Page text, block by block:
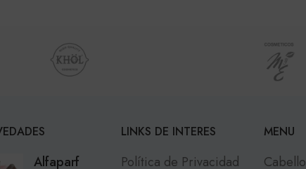
Alfaparf
LINKS DE INTERES
Política de Privacidad
MENU
Cabello